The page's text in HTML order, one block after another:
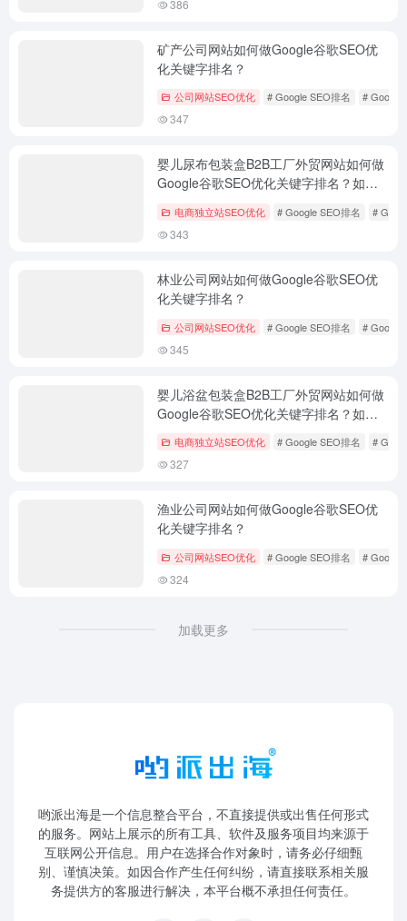
386
矿产公司网站如何做Google谷歌SEO优
化关键字排名？
公司网站SEO优化 # Google SEO排名 # Google
347
婴儿尿布包装盒B2B工厂外贸网站如何做
Google谷歌SEO优化关键字排名？如何
电商独立站SEO优化 # Google SEO排名 #
343
林业公司网站如何做Google谷歌SEO优
化关键字排名？
公司网站SEO优化 # Google SEO排名 # Google
345
婴儿浴盆包装盒B2B工厂外贸网站如何做
Google谷歌SEO优化关键字排名？如何
电商独立站SEO优化 # Google SEO排名 #
327
渔业公司网站如何做Google谷歌SEO优
化关键字排名？
公司网站SEO优化 # Google SEO排名 # Google
324
加载更多
哟派出海是一个信息整合平台，不直接提供或出售任何形式
的服务。网站上展示的所有工具、软件及服务项目均来源于
互联网公开信息。用户在选择合作对象时，请务必仔细甄
别、谨慎决策。如因合作产生任何纠纷，请直接联系相关服
务提供方的客服进行解决，本平台概不承担任何责任。